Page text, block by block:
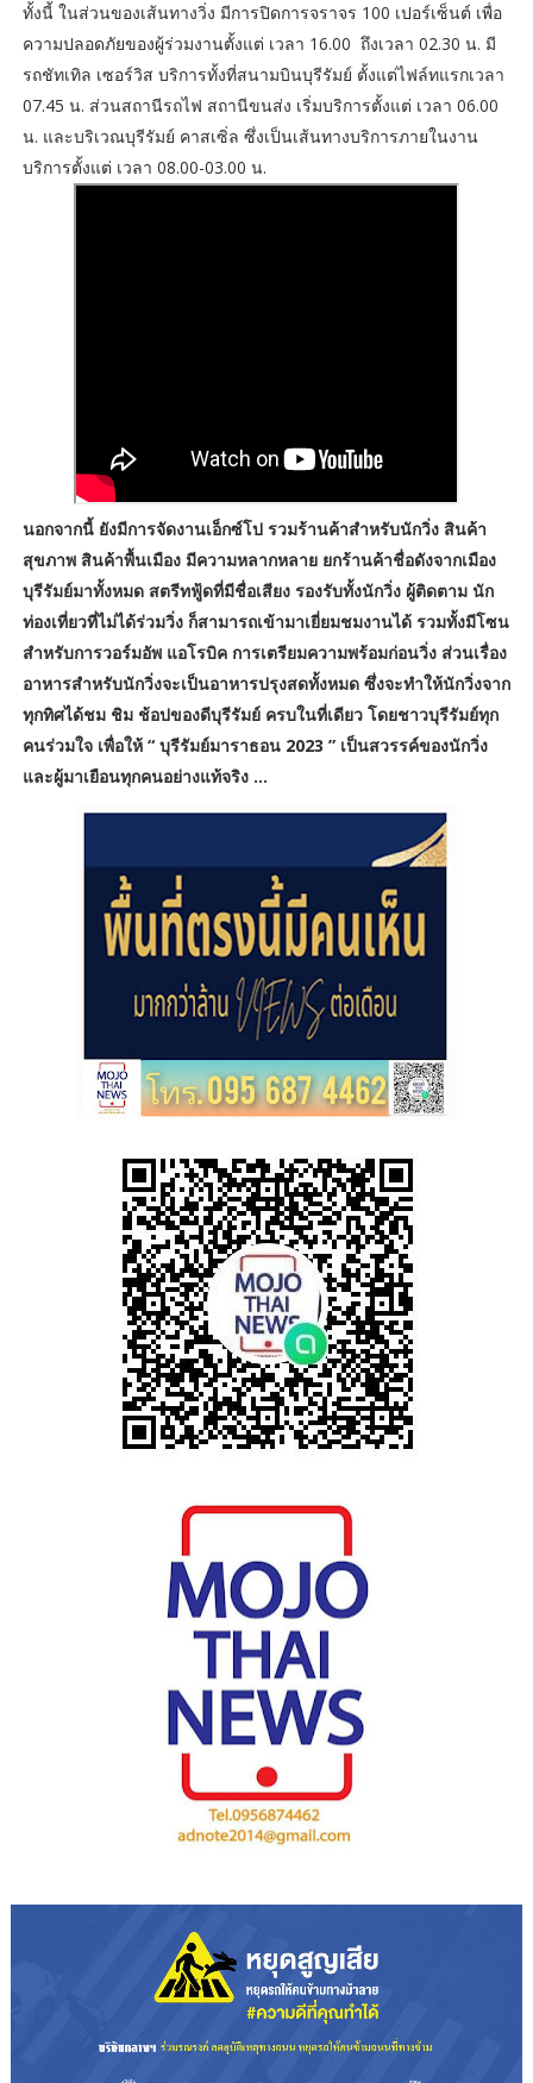
ทั้งนี้ ในส่วนของเส้นทางวิ่ง มีการปิดการจราจร 100 เปอร์เซ็นต์ เพื่อ
ความปลอดภัยของผู้ร่วมงานตั้งแต่ เวลา 16.00 ถึงเวลา 02.30 น. มี
รถชัทเทิล เซอร์วิส บริการทั้งที่สนามบินบุรีรัมย์ ตั้งแต่ไฟล์ทแรกเวลา
07.45 น. ส่วนสถานีรถไฟ สถานีขนส่ง เริ่มบริการตั้งแต่ เวลา 06.00
น. และบริเวณบุรีรัมย์ คาสเซิ่ล ซึ่งเป็นเส้นทางบริการภายในงาน
บริการตั้งแต่ เวลา 08.00-03.00 น.
นอกจากนี้ ยังมีการจัดงานเอ็กซ์โป รวมร้านค้าสำหรับนักวิ่ง สินค้า
สุขภาพ สินค้าพื้นเมือง มีความหลากหลาย ยกร้านค้าชื่อดังจากเมือง
บุรีรัมย์มาทั้งหมด สตรีทฟู้ดที่มีชื่อเสียง รองรับทั้งนักวิ่ง ผู้ติดตาม นัก
ท่องเที่ยวที่ไม่ได้ร่วมวิ่ง ก็สามารถเข้ามาเยี่ยมชมงานได้ รวมทั้งมีโซน
สำหรับการวอร์มอัพ แอโรบิค การเตรียมความพร้อมก่อนวิ่ง ส่วนเรื่อง
อาหารสำหรับนักวิ่งจะเป็นอาหารปรุงสดทั้งหมด ซึ่งจะทำให้นักวิ่งจาก
ทุกทิศได้ชม ชิม ช้อปของดีบุรีรัมย์ ครบในที่เดียว โดยชาวบุรีรัมย์ทุก
คนร่วมใจ เพื่อให้ “ บุรีรัมย์มาราธอน 2023 ” เป็นสวรรค์ของนักวิ่ง
และผู้มาเยือนทุกคนอย่างแท้จริง ...